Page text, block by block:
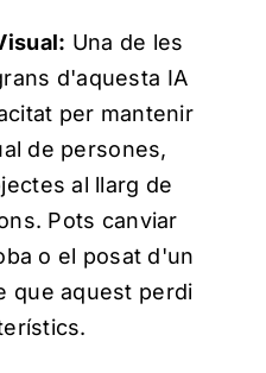
Una de les
d'aquesta IA
per mantenir
de persones,
al llarg de
Pots canviar
o el posat d'un
que aquest perdi